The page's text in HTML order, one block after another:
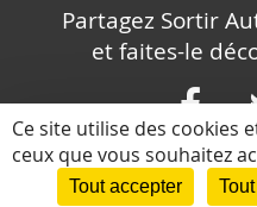
Partagez Sortir
et faites-le
Conception et
Ce site utilise des cookies
ceux que vous souhaitez
Tout accepter